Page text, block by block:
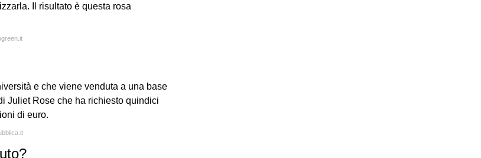
Il risultato è questa rosa
e che viene venduta a una base
Juliet Rose che ha richiesto quindici
di euro.